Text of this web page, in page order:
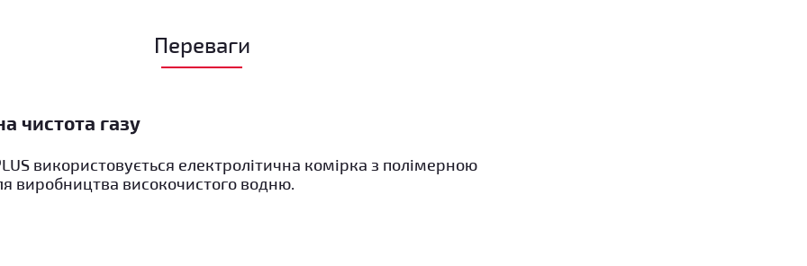
Переваги
чистота газу
використовується електролітична комірка з полімерною
виробництва високочистого водню.